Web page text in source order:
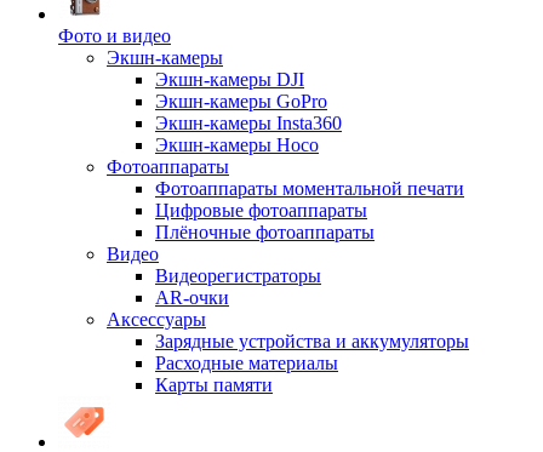
Фото и видео
Экшн-камеры
Экшн-камеры DJI
Экшн-камеры GoPro
Экшн-камеры Insta360
Экшн-камеры Hoco
Фотоаппараты
Фотоаппараты моментальной печати
Цифровые фотоаппараты
Плёночные фотоаппараты
Видео
Видеорегистраторы
AR-очки
Аксессуары
Зарядные устройства и аккумуляторы
Расходные материалы
Карты памяти